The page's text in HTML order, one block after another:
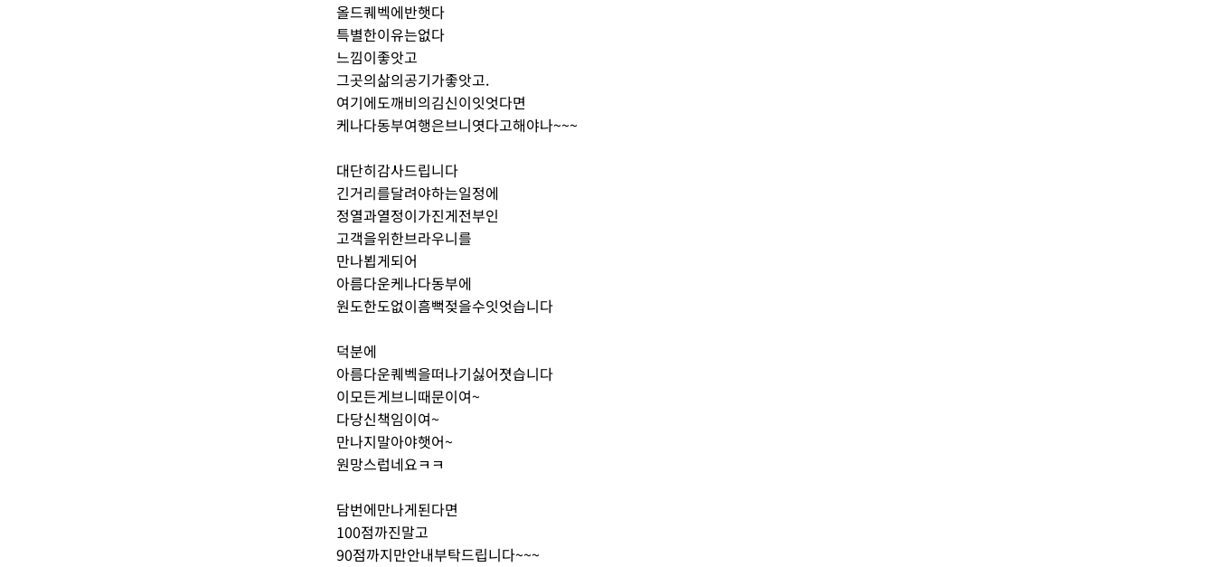
올드퀘벡에반햇다
특별한이유는없다
느낌이좋앗고
그곳의삶의공기가좋앗고.
여기에도깨비의김신이잇엇다면
케나다동부여행은브니엿다고해야나~~~
대단히감사드립니다
긴거리를달려야하는일정에
정열과열정이가진게전부인
고객을위한브라우니를
만나뵙게되어
아름다운케나다동부에
원도한도없이흠뻑젖을수잇엇습니다
덕분에
아름다운퀘벡을떠나기싫어졋습니다
이모든게브니때문이여~
다당신책임이여~
만나지말아야햇어~
원망스럽네요ㅋㅋ
담번에만나게된다면
100점까진말고
90점까지만안내부탁드립니다~~~